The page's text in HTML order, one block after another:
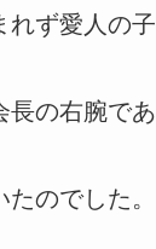
れず愛人の子
長の右腕であ
のでした。